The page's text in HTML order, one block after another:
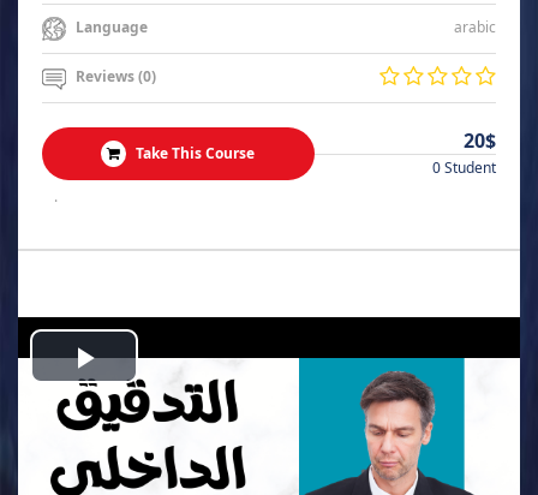
Language arabic
Reviews (0)
Take This Course 20$
0 Student
.
Play
Video